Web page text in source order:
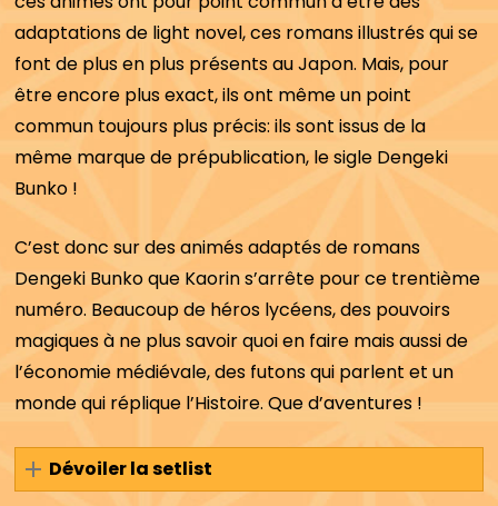
adaptations de light novel, ces romans illustrés qui se
font de plus en plus présents au Japon. Mais, pour
être encore plus exact, ils ont même un point
commun toujours plus précis: ils sont issus de la
même marque de prépublication, le sigle Dengeki
Bunko !
C’est donc sur des animés adaptés de romans
Dengeki Bunko que Kaorin s’arrête pour ce trentième
numéro. Beaucoup de héros lycéens, des pouvoirs
magiques à ne plus savoir quoi en faire mais aussi de
l’économie médiévale, des futons qui parlent et un
monde qui réplique l’Histoire. Que d’aventures !
Dévoiler la setlist